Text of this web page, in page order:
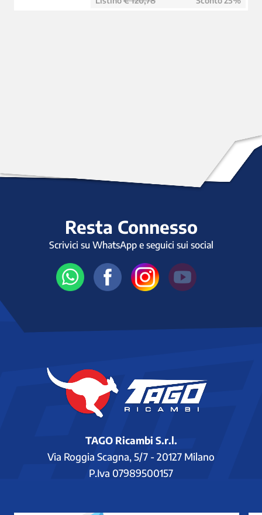
Resta Connesso
Scrivici su WhatsApp e seguici sui social
TAGO Ricambi S.r.l.
Via Roggia Scagna, 5/7 - 20127 Milano
P.Iva 07989500157